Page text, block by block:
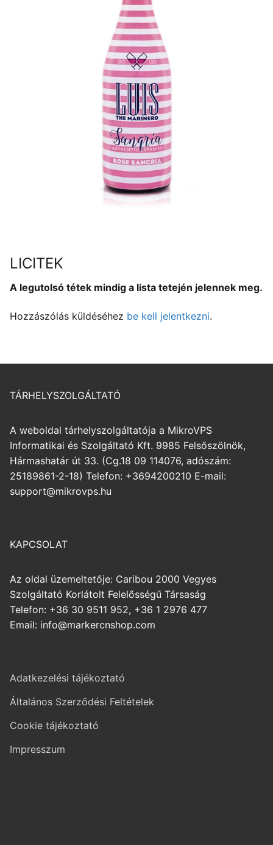
LICITEK
A legutolsó tétek mindig a lista tetején jelennek meg.
Hozzászólás küldéséhez be kell jelentkezni.
TÁRHELYSZOLGÁLTATÓ
A weboldal tárhelyszolgáltatója a MikroVPS
Informatikai és Szolgáltató Kft. 9985 Felsőszölnök,
Hármashatár út 33. (Cg.18 09 114076, adószám:
25189861-2-18) Telefon: +3694200210 E-mail:
support@mikrovps.hu
KAPCSOLAT
Az oldal üzemeltetője: Caribou 2000 Vegyes
Szolgáltató Korlátolt Felelősségű Társaság
Telefon: +36 30 9511 952, +36 1 2976 477
Email: info@markercnshop.com
Adatkezelési tájékoztató
Általános Szerződési Feltételek
Cookie tájékoztató
Impresszum